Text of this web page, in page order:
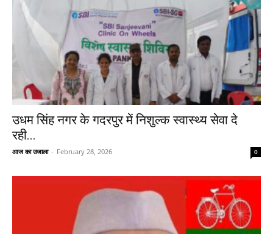
उधम सिंह नगर के गदरपुर में निशुल्क स्वास्थ्य सेवा दे
रही...
आज का उजाला - February 28, 2026 0